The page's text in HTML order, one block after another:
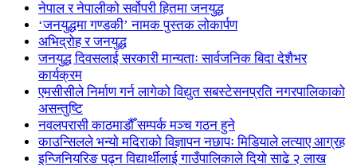
नेपाल र नेपालीको सर्वोपरी हितमा जनयुद्ध
‘जनयुद्धमा गण्डकी’ नामक पुस्तक लोकार्पण
अभिद्रोह र जनयुद्ध
जनयुद्ध दिवसलाई सरकारी मान्यताः सार्वजनिक बिदा देशैभर
कार्यक्रम
एमसीसीले निर्माण गर्न लागेको विद्युत सबस्टेसनप्रति नगरपालिकाको
असन्तुष्टि
नवलपरासी काठमाडौँ सम्पर्क मञ्च गठन हुने
काउन्सिलले भन्यो मदिराको विज्ञापन नछापः मिडियाले लत्याए आग्रह
इन्जिनियरिङ पढ्न विद्यार्थीलाई गाउँपालिकाले दियो साढे २ लाख